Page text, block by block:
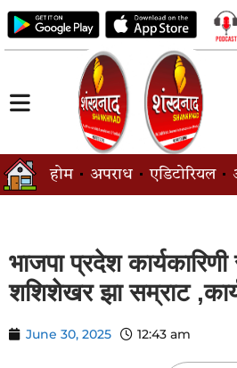
होम अपराध एडिटोरियल
भाजपा प्रदेश
शशिशेखर झा सम्राट
June 30, 2025 12:43 am